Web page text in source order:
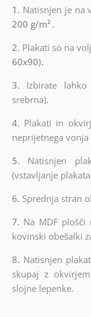
1. Natisnjen je na
200 g/m² .
2. Plakati so na
60x90).
3. Izbirate
srebrna).
4. Plakati in
neprijetnega
5. Natisnjen
(vstavljanje
6. Sprednja stran
7. Na MDF
kovinski obešalki
8. Natisnjen
skupaj z
slojne lepenke.